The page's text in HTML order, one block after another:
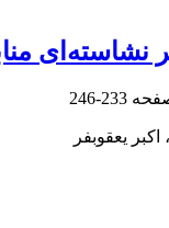
نشاسته‌ای
233-246
یعقوبفر